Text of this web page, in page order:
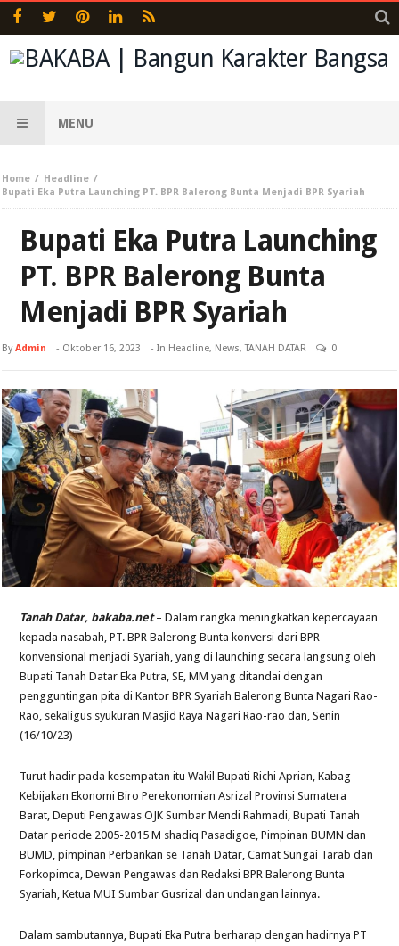
MENU
Home
Headline
Bupati Eka Putra Launching PT. BPR Balerong Bunta Menjadi BPR Syariah
Bupati Eka Putra Launching
PT. BPR Balerong Bunta
Menjadi BPR Syariah
ByAdmin - Oktober 16, 2023 - In Headline, News,TANAH DATAR 0
Tanah Datar, bakaba.net– Dalam rangka meningkatkan kepercayaan
kepada nasabah, PT. BPR Balerong Bunta konversi dari BPR
konvensional menjadi Syariah, yang di launching secara langsung oleh
Bupati Tanah Datar Eka Putra, SE, MM yang ditandai dengan
pengguntingan pita di Kantor BPR Syariah Balerong Bunta Nagari Rao-
Rao, sekaligus syukuran Masjid Raya Nagari Rao-rao dan, Senin
(16/10/23)
Turut hadir pada kesempatan itu Wakil Bupati Richi Aprian, Kabag
Kebijakan Ekonomi Biro Perekonomian Asrizal Provinsi Sumatera
Barat, Deputi Pengawas OJK Sumbar Mendi Rahmadi, Bupati Tanah
Datar periode 2005-2015 M shadiq Pasadigoe, Pimpinan BUMN dan
BUMD, pimpinan Perbankan se Tanah Datar, Camat Sungai Tarab dan
Forkopimca, Dewan Pengawas dan Redaksi BPR Balerong Bunta
Syariah, Ketua MUI Sumbar Gusrizal dan undangan lainnya.
Dalam sambutannya, Bupati Eka Putra berharap dengan hadirnya PT